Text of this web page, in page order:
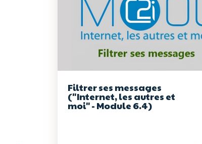
Filtrer ses messages
("Internet, les autres et
moi" - Module 6.4)